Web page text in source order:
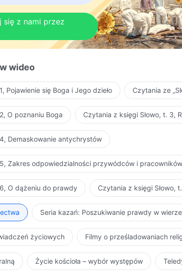
się z nami przez
wideo
Pojawienie się Boga i Jego dzieło Czytania ze
O poznaniu Boga Czytania z księgi Słowo, t. 3,
Demaskowanie antychrystów
Zakres odpowiedzialności przywódców i pracowników
O dążeniu do prawdy Czytania z księgi Słowo,
Seria kazań: Poszukiwanie prawdy w wierze
życiowych Filmy o prześladowaniach
Życie kościoła – wybór występów